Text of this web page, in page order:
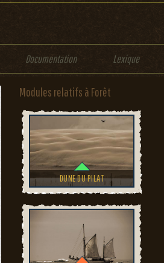
Documentation Lexique
Modules relatifs à Forêt
DUNE DU PILAT